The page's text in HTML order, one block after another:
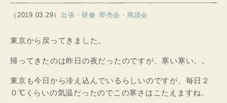
（2019.03.29） 出張・研修 即売会・商談会
東京から戻ってきました。
帰ってきたのは昨日の夜だったのですが、寒い寒い。。
東京も今日から冷え込んでいるらしいのですが、毎日２
０℃くらいの気温だったのでこの寒さはこたえますね。